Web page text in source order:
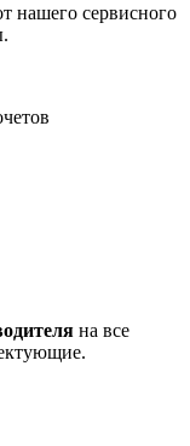
нашего сервисного
на все